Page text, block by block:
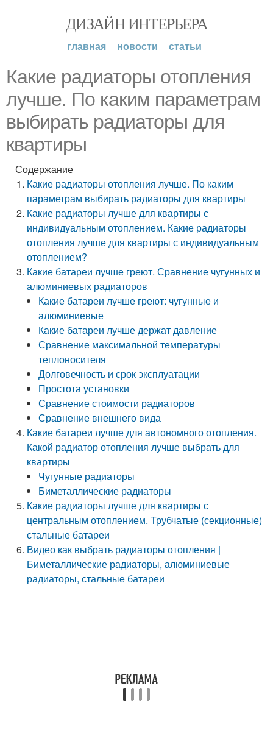
ДИЗАЙН ИНТЕРЬЕРА
главная новости статьи
Какие радиаторы отопления
лучше. По каким параметрам
выбирать радиаторы для
квартиры
Содержание
Какие радиаторы отопления лучше. По каким
параметрам выбирать радиаторы для квартиры
Какие радиаторы лучше для квартиры с
индивидуальным отоплением. Какие радиаторы
отопления лучше для квартиры с индивидуальным
отоплением?
Какие батареи лучше греют. Сравнение чугунных и
алюминиевых радиаторов
Какие батареи лучше греют: чугунные и
алюминиевые
Какие батареи лучше держат давление
Сравнение максимальной температуры
теплоносителя
Долговечность и срок эксплуатации
Простота установки
Сравнение стоимости радиаторов
Сравнение внешнего вида
Какие батареи лучше для автономного отопления.
Какой радиатор отопления лучше выбрать для
квартиры
Чугунные радиаторы
Биметаллические радиаторы
Какие радиаторы лучше для квартиры с
центральным отоплением. Трубчатые (секционные)
стальные батареи
Видео как выбрать радиаторы отопления |
Биметаллические радиаторы, алюминиевые
радиаторы, стальные батареи